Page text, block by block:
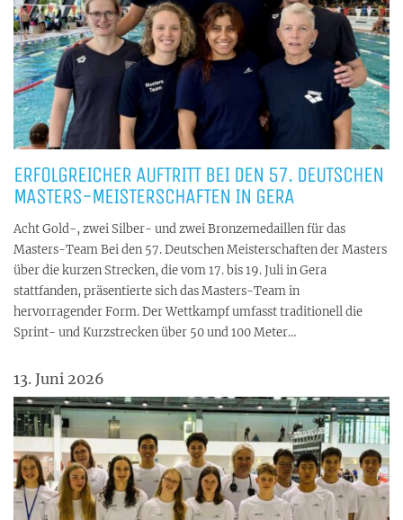
ERFOLGREICHER AUFTRITT BEI DEN 57. DEUTSCHEN
MASTERS-MEISTERSCHAFTEN IN GERA
Acht Gold-, zwei Silber- und zwei Bronzemedaillen für das
Masters-Team Bei den 57. Deutschen Meisterschaften der Masters
über die kurzen Strecken, die vom 17. bis 19. Juli in Gera
stattfanden, präsentierte sich das Masters-Team in
hervorragender Form. Der Wettkampf umfasst traditionell die
Sprint- und Kurzstrecken über 50 und 100 Meter…
13. Juni 2026